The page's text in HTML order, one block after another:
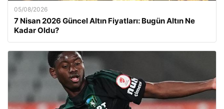
05/08/2026
7 Nisan 2026 Güncel Altın Fiyatları: Bugün Altın Ne
Kadar Oldu?